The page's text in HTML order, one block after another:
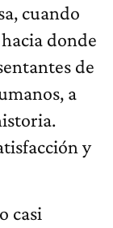
cuando
donde
de
a
y
casi